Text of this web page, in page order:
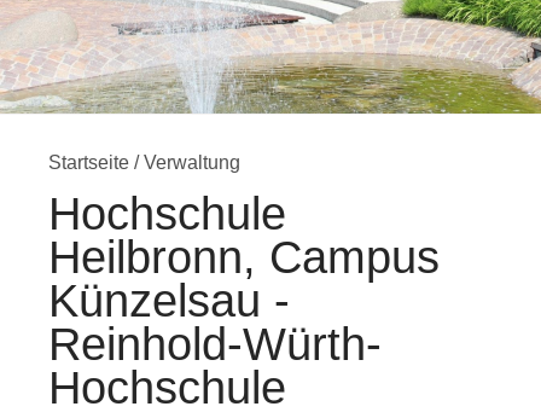
Startseite /Verwaltung
Hochschule
Heilbronn, Campus
Künzelsau -
Reinhold-Würth-
Hochschule